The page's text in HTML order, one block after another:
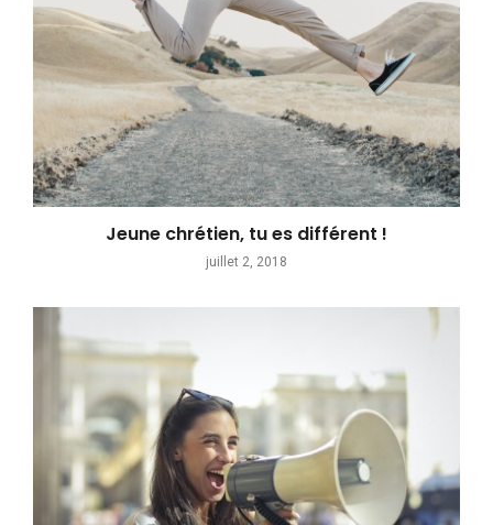
Jeune chrétien, tu es différent !
juillet 2, 2018